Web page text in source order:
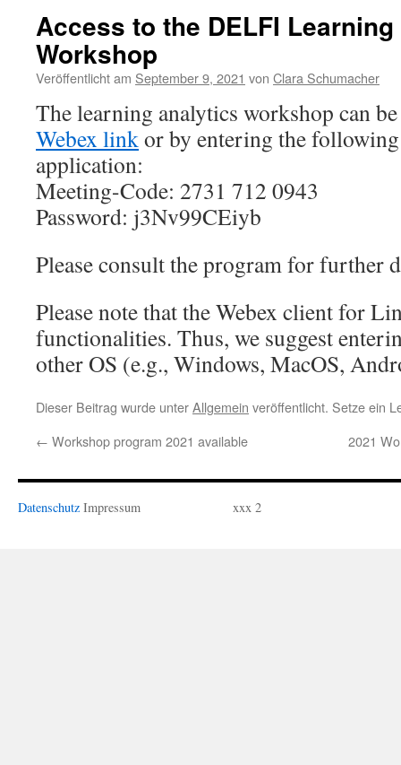
Access to the DELFI
Workshop
Veröffentlicht am September 9, 2021 von Clara Schumacher
The learning analytics workshop can
Webex linkor by entering the
application:
Meeting-Code: 2731 712 0943
Password: j3Nv99CEiyb
Please consult the program for further
Please note that the Webex client for
functionalities. Thus, we suggest
other OS (e.g., Windows, MacOS,
Dieser Beitrag wurde unterAllgemein veröffentlicht. Setze ein
← Workshop program 2021 available 2021
Datenschutz Impressum xxx 2